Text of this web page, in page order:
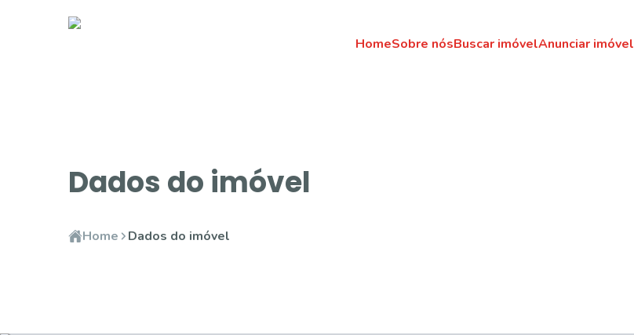
HomeSobre nósBuscar imóvelAnunciar imóvel
Dados do imóvel
Home Dados do imóvel